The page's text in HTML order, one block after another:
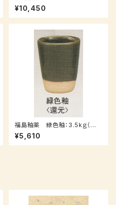
（送料込み：レターパックプラス）
¥10,450
福島釉薬 緑色釉：3.5kｇ（送
料込み：レターパックプラス）
¥5,610